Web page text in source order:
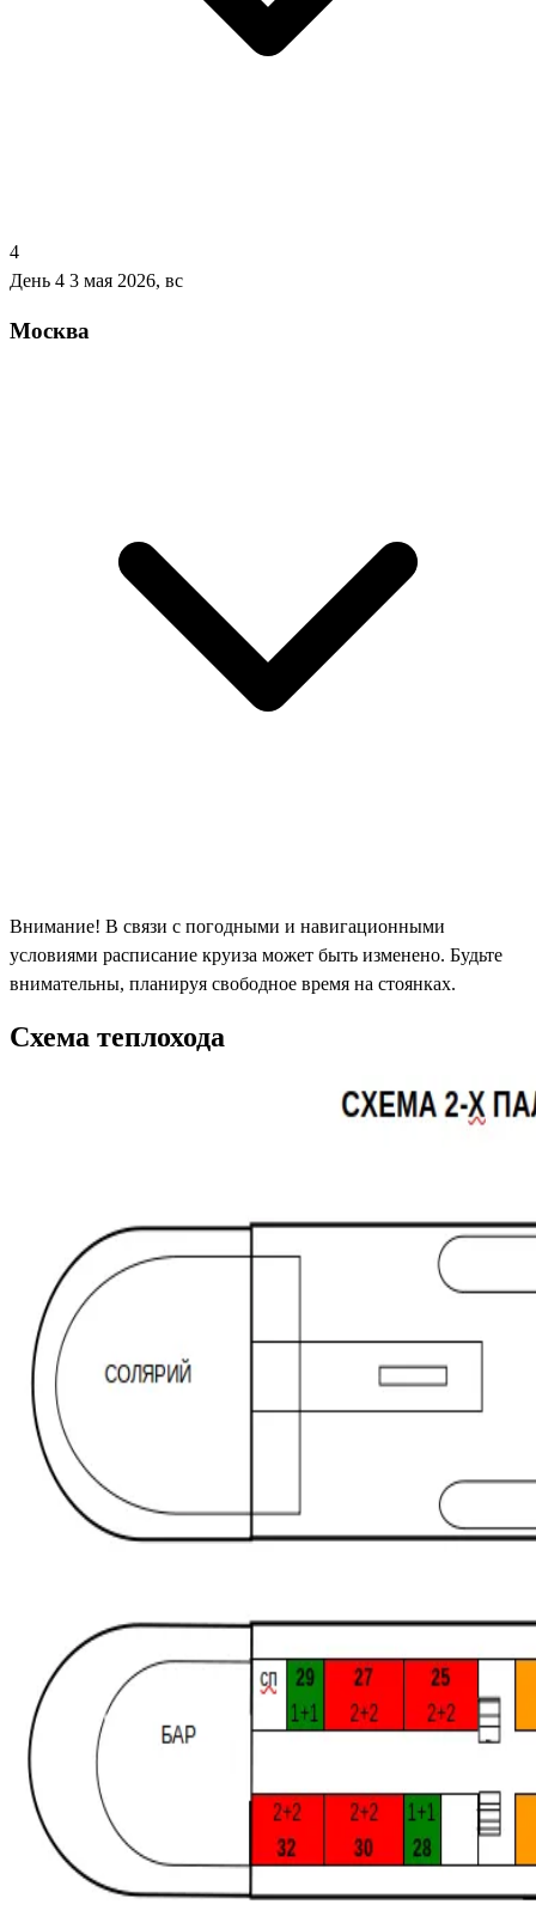
4
День 4 3 мая 2026, вс
Москва
Внимание! В связи с погодными и навигационными
условиями расписание круиза может быть изменено. Будьте
внимательны, планируя свободное время на стоянках.
Схема теплохода